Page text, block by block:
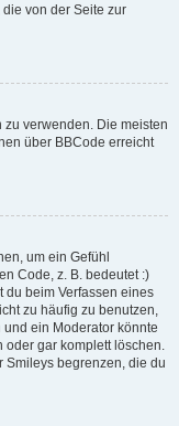
von der Seite zur
zu verwenden. Die meisten
über BBCode erreicht
um ein Gefühl
Code, z. B. bedeutet :)
du beim Verfassen eines
zu häufig zu benutzen,
ein Moderator könnte
gar komplett löschen.
Smileys begrenzen, die du